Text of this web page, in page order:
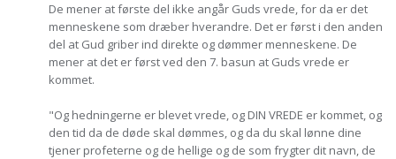
De mener at første del ikke angår Guds vrede, for da er det
menneskene som dræber hverandre. Det er først i den anden
del at Gud griber ind direkte og dømmer menneskene. De
mener at det er først ved den 7. basun at Guds vrede er
kommet.
"Og hedningerne er blevet vrede, og DIN VREDE er kommet, og
den tid da de døde skal dømmes, og da du skal lønne dine
tjener profeterne og de hellige og de som frygter dit navn, de